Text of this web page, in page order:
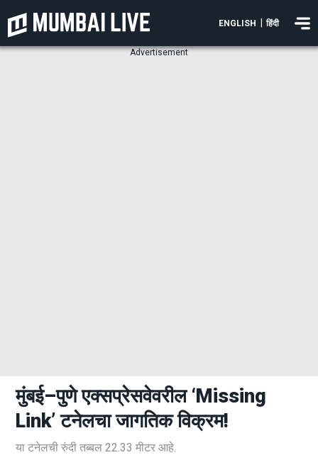
ENGLISH हिंदी
Advertisement
मुंबई–पुणे एक्सप्रेसवेवरील ‘Missing
Link’ टनेलचा जागतिक विक्रम!
या टनेलची रुंदी तब्बल 22.33 मीटर आहे.